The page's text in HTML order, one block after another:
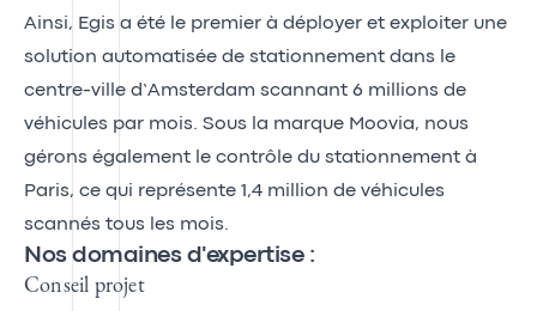
Ainsi, Egis a été le premier à déployer et exploiter une
solution automatisée de stationnement dans le
centre-ville d’Amsterdam scannant 6 millions de
véhicules par mois. Sous la marque Moovia, nous
gérons également le contrôle du stationnement à
Paris, ce qui représente 1,4 million de véhicules
scannés tous les mois.
Nos domaines d'expertise :
Conseil projet